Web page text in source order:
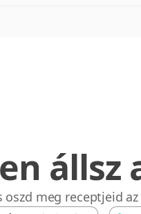
állsz
meg receptjeid